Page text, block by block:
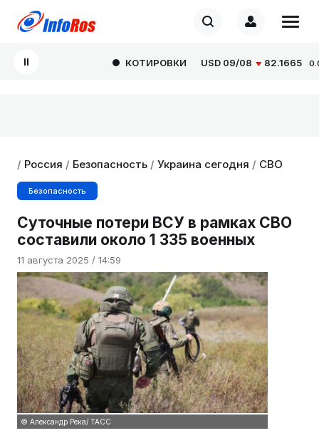
КОТИРОВКИ USD09/08 82.1665
/ Россия / Безопасность / Украина сегодня / СВО
Безопасность
Суточные потери ВСУ в рамках СВО
составили около 1 335 военных
11 августа 2025 / 14:59
© Александр Река/ ТАСС